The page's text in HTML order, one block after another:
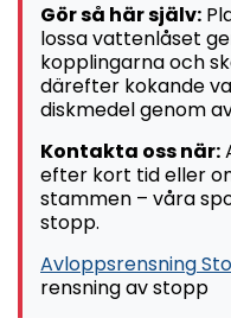
Gör så här själv:
lossa vattenlåset
kopplingarna och
därefter kokande
diskmedel genom
Kontakta oss när:
efter kort tid eller
stammen – våra
stopp.
Avloppsrensning
rensning av stopp